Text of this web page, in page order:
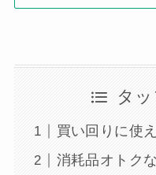
タ
買い回りに使
消耗品オトク